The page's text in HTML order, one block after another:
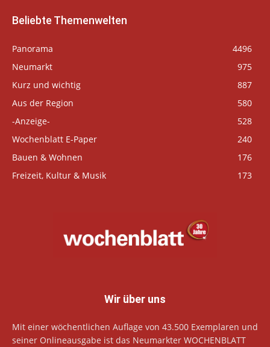
Beliebte Themenwelten
Panorama
4496
Neumarkt
975
Kurz und wichtig
887
Aus der Region
580
-Anzeige-
528
Wochenblatt E-Paper
240
Bauen & Wohnen
176
Freizeit, Kultur & Musik
173
Wir über uns
Mit einer wöchentlichen Auflage von 43.500 Exemplaren und
seiner Onlineausgabe ist das Neumarkter WOCHENBLATT